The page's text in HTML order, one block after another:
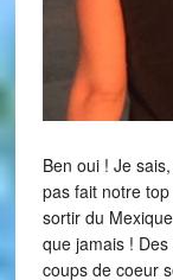
Ben oui ! Je
pas fait notre
sortir du
que jamais !
coups de coeur